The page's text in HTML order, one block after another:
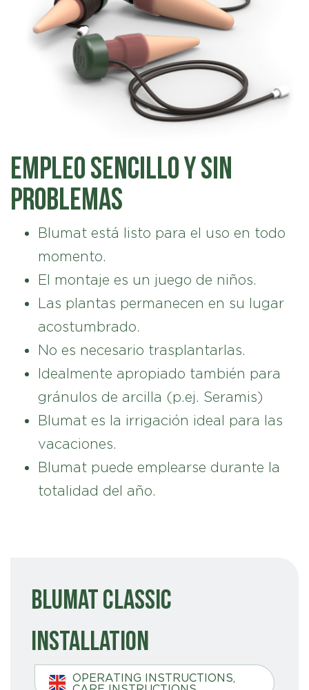
Empleo sencillo y sin
problemas
Blumat está listo para el uso en todo
momento.
El montaje es un juego de niños.
Las plantas permanecen en su lugar
acostumbrado.
No es necesario trasplantarlas.
Idealmente apropiado también para
gránulos de arcilla (p.ej. Seramis)
Blumat es la irrigación ideal para las
vacaciones.
Blumat puede emplearse durante la
totalidad del año.
Blumat Classic
Installation
OPERATING INSTRUCTIONS,